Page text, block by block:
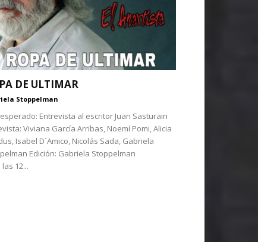
DE ULTIMAR
Stoppelman
Entrevista al escritor Juan Sasturain
Viviana García Arribas, Noemí Pomi, Alicia
Isabel D´Amico, Nicolás Sada, Gabriela
Edición: Gabriela Stoppelman
las 12...